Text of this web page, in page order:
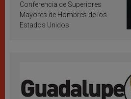
Conferencia de Superiores
Mayores de Hombres de los
Estados Unidos